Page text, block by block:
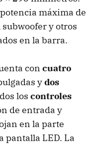
máxima de
y otros
en la barra.
con cuatro
ydos
los controles
de entrada y
en la parte
pantalla LED. La